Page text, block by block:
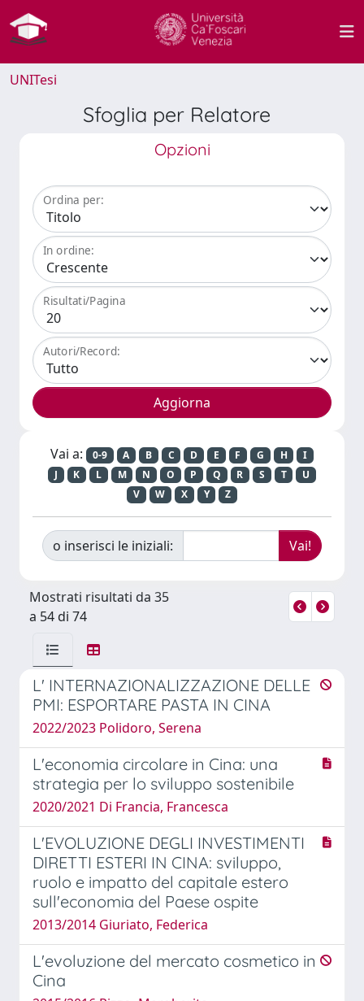
UNITesi
Sfoglia per Relatore
Opzioni
Ordina per:
In ordine:
Risultati/Pagina
Autori/Record:
Vai a: 0-9 A B C D E F G H
I
J
K L M N O P Q R S T
U
V
W X Y Z
o inserisci le iniziali:
Mostrati risultati da 35
a 54 di 74
L' INTERNAZIONALIZZAZIONE DELLE
PMI: ESPORTARE PASTA IN CINA
2022/2023 Polidoro, Serena
L'economia circolare in Cina: una
strategia per lo sviluppo sostenibile
2020/2021 Di Francia, Francesca
L'EVOLUZIONE DEGLI INVESTIMENTI
DIRETTI ESTERI IN CINA: sviluppo,
ruolo e impatto del capitale estero
sull'economia del Paese ospite
2013/2014 Giuriato, Federica
L'evoluzione del mercato cosmetico in
Cina